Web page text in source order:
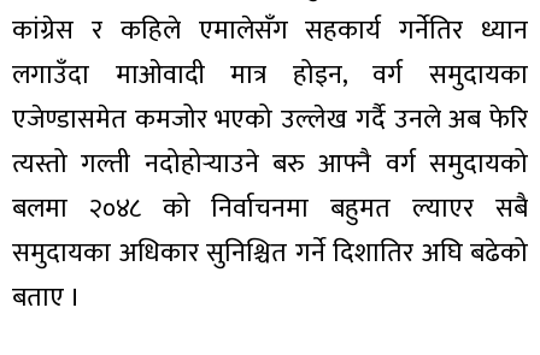
कांग्रेस र कहिले एमालेसँग सहकार्य गर्नेतिर ध्यान
लगाउँदा माओवादी मात्र होइन, वर्ग समुदायका
एजेण्डासमेत कमजोर भएको उल्लेख गर्दै उनले अब फेरि
त्यस्तो गल्ती नदोहोर्‍याउने बरु आफ्नै वर्ग समुदायको
बलमा २०४८ को निर्वाचनमा बहुमत ल्याएर सबै
समुदायका अधिकार सुनिश्चित गर्ने दिशातिर अघि बढेको
बताए ।